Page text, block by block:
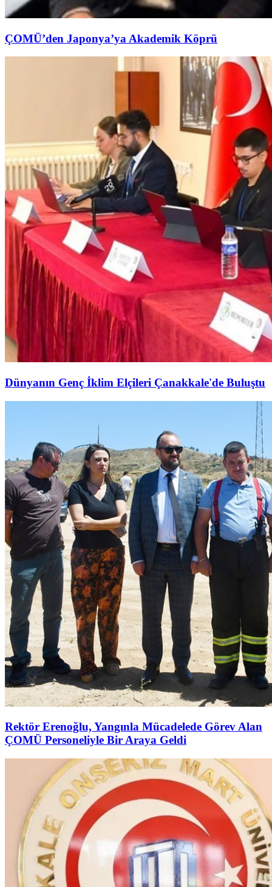
ÇOMÜ’den Japonya’ya Akademik Köprü
Dünyanın Genç İklim Elçileri Çanakkale'de Buluştu
Rektör Erenoğlu, Yangınla Mücadelede Görev Alan
ÇOMÜ Personeliyle Bir Araya Geldi